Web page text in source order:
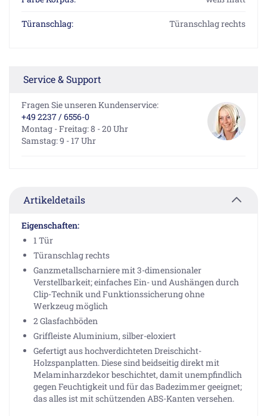
Türanschlag: Türanschlag rechts
Service & Support
Fragen Sie unseren Kundenservice:
+49 2237 / 6556-0
Montag - Freitag: 8 - 20 Uhr
Samstag: 9 - 17 Uhr
Artikeldetails
Eigenschaften:
1 Tür
Türanschlag rechts
Ganzmetallscharniere mit 3-dimensionaler
Verstellbarkeit; einfaches Ein- und Aushängen durch
Clip-Technik und Funktionssicherung ohne
Werkzeug möglich
2 Glasfachböden
Griffleiste Aluminium, silber-eloxiert
Gefertigt aus hochverdichteten Dreischicht-
Holzspanplatten. Diese sind beidseitig direkt mit
Melaminharzdekor beschichtet, damit unempfindlich
gegen Feuchtigkeit und für das Badezimmer geeignet;
das alles ist mit schützenden ABS-Kanten versehen.